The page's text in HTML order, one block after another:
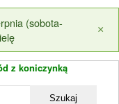
(sobota-
×
z koniczynką
Szukaj